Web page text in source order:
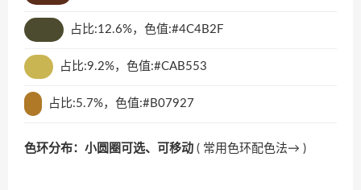
占比:12.6%，色值:#4C4B2F
占比:9.2%，色值:#CAB553
占比:5.7%，色值:#B07927
色环分布：小圆圈可选、可移动 ( 常用色环配色法→ )